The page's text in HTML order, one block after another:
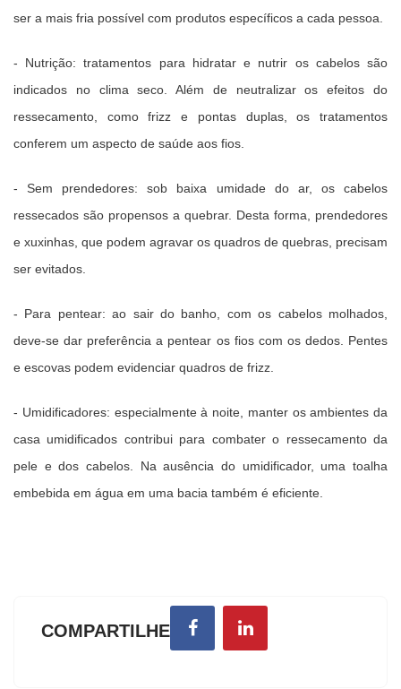
ser a mais fria possível com produtos específicos a cada pessoa.
- Nutrição: tratamentos para hidratar e nutrir os cabelos são
indicados no clima seco. Além de neutralizar os efeitos do
ressecamento, como frizz e pontas duplas, os tratamentos
conferem um aspecto de saúde aos fios.
- Sem prendedores: sob baixa umidade do ar, os cabelos
ressecados são propensos a quebrar. Desta forma, prendedores
e xuxinhas, que podem agravar os quadros de quebras, precisam
ser evitados.
- Para pentear: ao sair do banho, com os cabelos molhados,
deve-se dar preferência a pentear os fios com os dedos. Pentes
e escovas podem evidenciar quadros de frizz.
- Umidificadores: especialmente à noite, manter os ambientes da
casa umidificados contribui para combater o ressecamento da
pele e dos cabelos. Na ausência do umidificador, uma toalha
embebida em água em uma bacia também é eficiente.
COMPARTILHE